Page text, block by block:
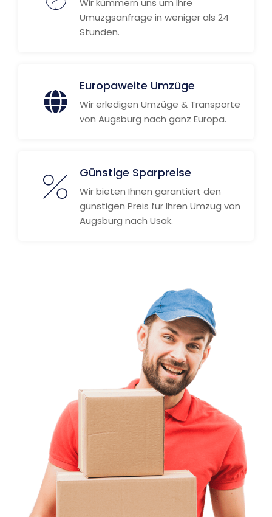
Wir kümmern uns um Ihre
Umuzgsanfrage in weniger als 24
Stunden.
Europaweite Umzüge
Wir erledigen Umzüge & Transporte
von Augsburg nach ganz Europa.
Günstige Sparpreise
Wir bieten Ihnen garantiert den
günstigen Preis für Ihren Umzug von
Augsburg nach Usak.